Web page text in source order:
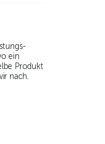
ein
Produkt
nach.